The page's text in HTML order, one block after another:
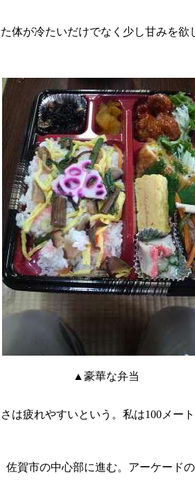
体が冷たいだけでなく少し甘みを
▲豪華な弁当
疲れやすいという。私は100メー
賀市の中心部に進む。アーケード